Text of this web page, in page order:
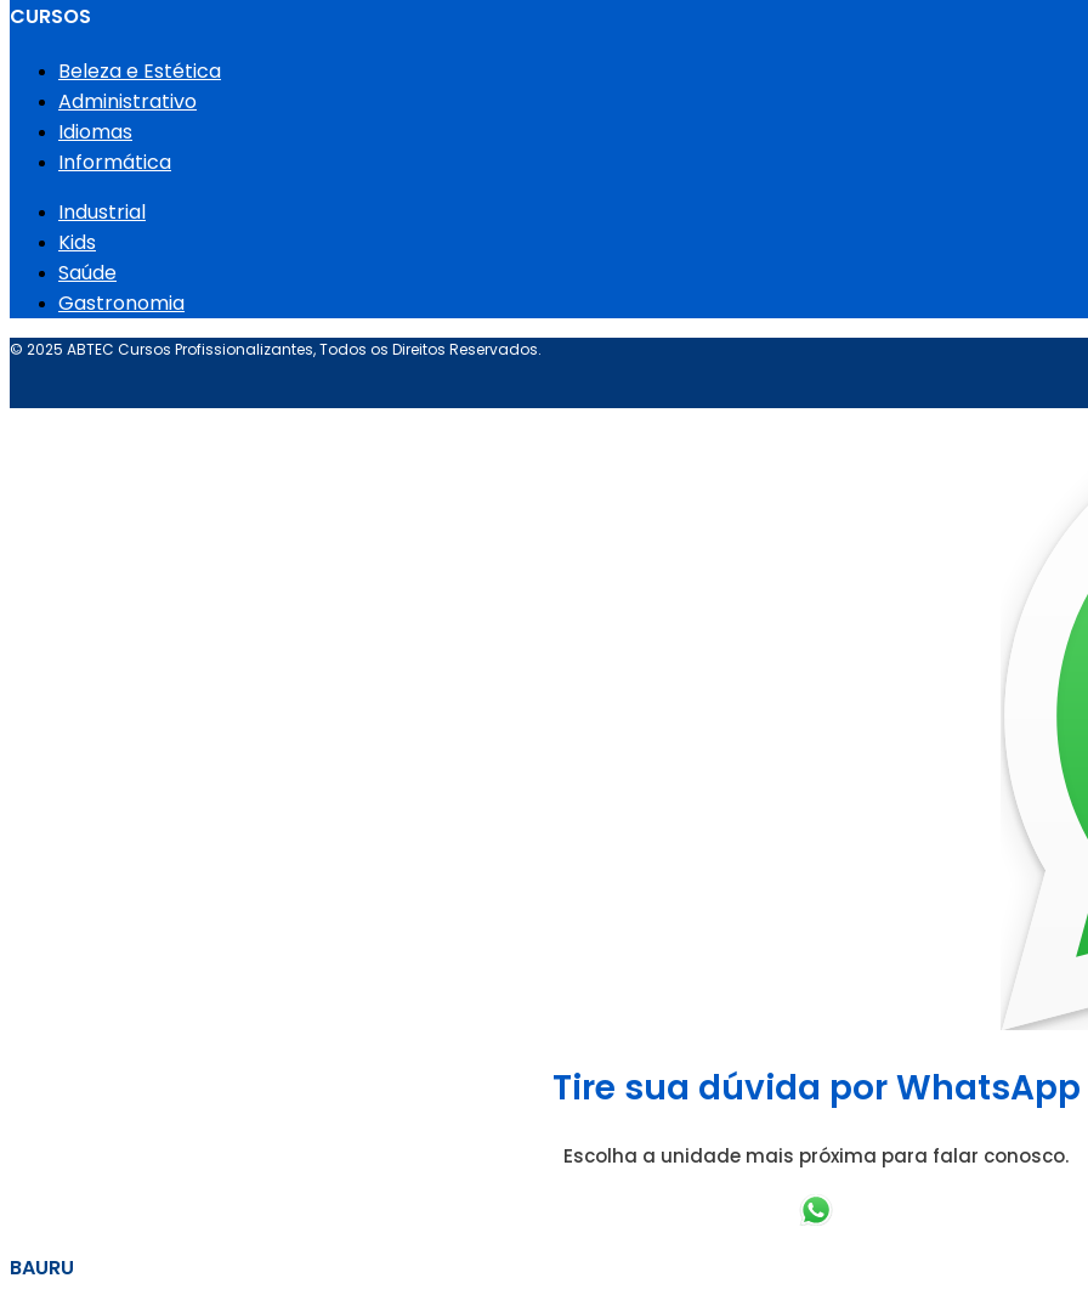
CURSOS
Beleza e Estética
Administrativo
Idiomas
Informática
Industrial
Kids
Saúde
Gastronomia
© 2025 ABTEC Cursos Profissionalizantes, Todos os Direitos Reservados.
Tire sua dúvida por WhatsApp
Escolha a unidade mais próxima para falar conosco.
BAURU